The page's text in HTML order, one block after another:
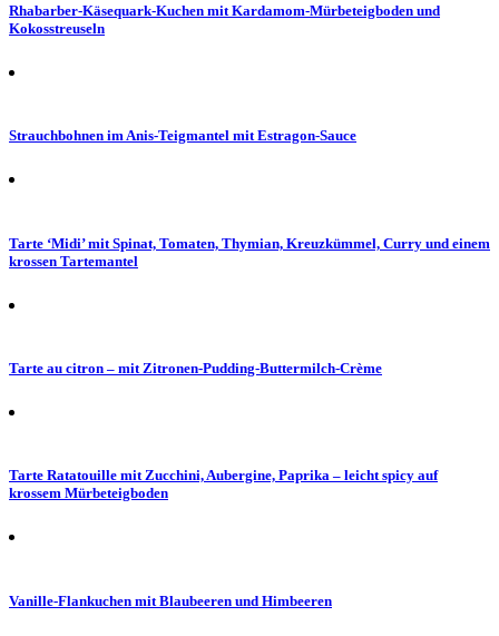
Rhabarber-Käsequark-Kuchen mit Kardamom-Mürbeteigboden und
Kokosstreuseln
Strauchbohnen im Anis-Teigmantel mit Estragon-Sauce
Tarte ‘Midi’ mit Spinat, Tomaten, Thymian, Kreuzkümmel, Curry und einem
krossen Tartemantel
Tarte au citron – mit Zitronen-Pudding-Buttermilch-Crème
Tarte Ratatouille mit Zucchini, Aubergine, Paprika – leicht spicy auf
krossem Mürbeteigboden
Vanille-Flankuchen mit Blaubeeren und Himbeeren